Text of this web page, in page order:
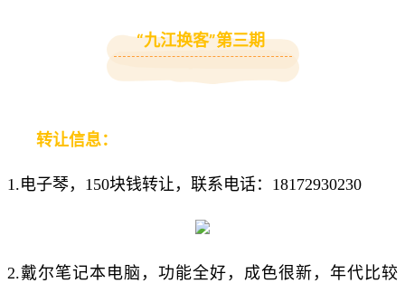
“九江换客”第三期
转让信息：
1.电子琴，150块钱转让，联系电话：18172930230
2.戴尔笔记本电脑，功能全好，成色很新，年代比较